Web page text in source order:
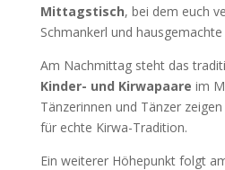
Mittagstisch, bei dem euch
Schmankerl und
Am Nachmittag steht das
Kinder- und Kirwapaare im
Tänzerinnen und Tänzer
für echte Kirwa-Tradition.
Ein weiterer Höhepunkt folgt